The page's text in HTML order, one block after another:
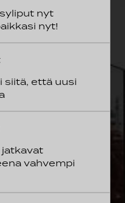
nyt
nyt!
siitä, että uusi
jatkavat
vahvempi